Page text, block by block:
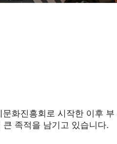
화진흥회로 시작한 이후 부
족적을 남기고 있습니다.